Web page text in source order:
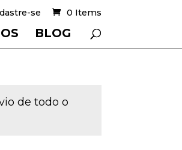
se 0 Items
BLOG
de todo o